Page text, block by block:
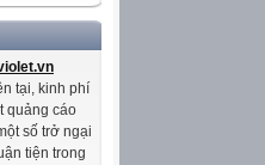
tại, kinh phí
quảng cáo
số trở ngại
tiện trong